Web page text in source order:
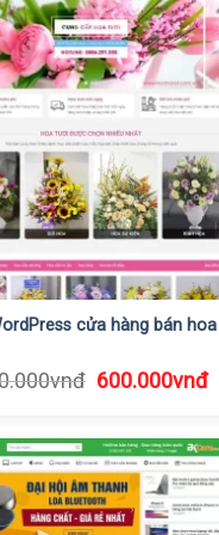
cửa hàng bán
vnđ Giá
900.000vnđ.
600.000vnđ